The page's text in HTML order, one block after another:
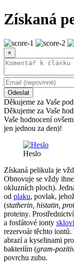
Získaná
×
Odeslat
Děkujeme za Vaše
Děkujeme za Vaše
Vaše hodnocení
jen jednou za den)!
Heslo
Získaná pelikula je
Obnovuje se vždy
okluzních ploch).
od plaku, povlak,
(statherin, histatin,
proteiny.
a fosfátové ionty
rezervoár těchto
abrazí a kyselinami
bakteriím (gram-
povrchu zubu.